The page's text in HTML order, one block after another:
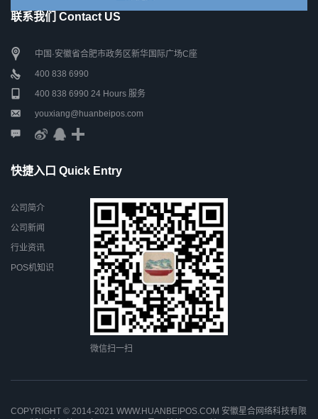
联系我们 Contact US
中国·安徽省合肥市政务区新华国际广场C座
400 838 6990
400 838 6990 24 Hours 服务
youxiang@huanbeipos.com
快捷入口 Quick Entry
公司简介
公司新闻
行业资讯
POS机知识
微信扫一扫
COPYRIGHT © 2014-2021 WWW.HUANBEIPOS.COM 安徽星合网络科技有限